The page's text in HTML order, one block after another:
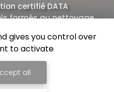
certifié DATA
formés au nettoyage
gives you control over
to activate
all